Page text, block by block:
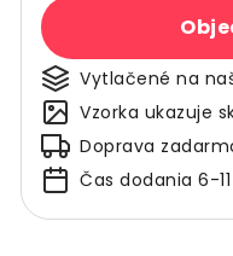
Vytlačené na
Vzorka ukazuje
Doprava
Čas dodania 6-